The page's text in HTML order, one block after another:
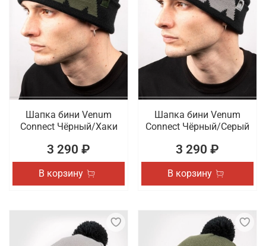
Шапка бини Venum
Connect Чёрный/Хаки
3 290 ₽
В корзину
Шапка бини Venum
Connect Чёрный/Серый
3 290 ₽
В корзину